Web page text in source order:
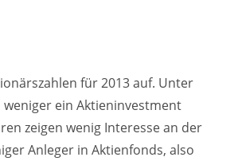
für 2013 auf. Unter
ein Aktieninvestment
zeigen wenig Interesse an der
Anleger in Aktienfonds, also